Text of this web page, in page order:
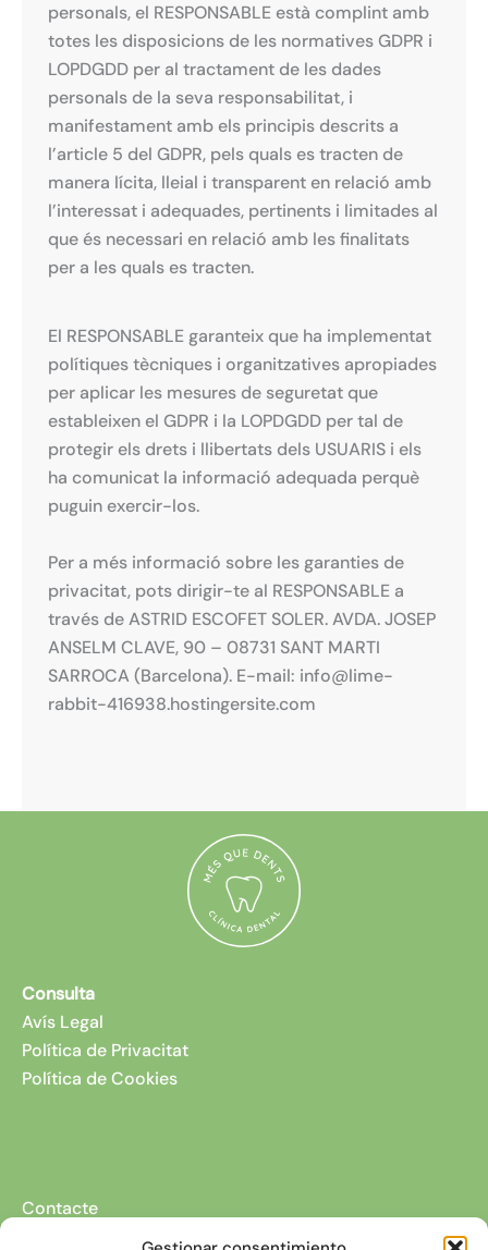
personals, el RESPONSABLE està complint amb
totes les disposicions de les normatives GDPR i
LOPDGDD per al tractament de les dades
personals de la seva responsabilitat, i
manifestament amb els principis descrits a
l’article 5 del GDPR, pels quals es tracten de
manera lícita, lleial i transparent en relació amb
l’interessat i adequades, pertinents i limitades al
que és necessari en relació amb les finalitats
per a les quals es tracten.
El RESPONSABLE garanteix que ha implementat
polítiques tècniques i organitzatives apropiades
per aplicar les mesures de seguretat que
estableixen el GDPR i la LOPDGDD per tal de
protegir els drets i llibertats dels USUARIS i els
ha comunicat la informació adequada perquè
puguin exercir-los.
Per a més informació sobre les garanties de
privacitat, pots dirigir-te al RESPONSABLE a
través de ASTRID ESCOFET SOLER. AVDA. JOSEP
ANSELM CLAVE, 90 – 08731 SANT MARTI
SARROCA (Barcelona). E-mail: info@lime-
rabbit-416938.hostingersite.com
Consulta
Avís Legal
Política de Privacitat
Política de Cookies
Contacte
Av. Anselm Clavé, 90.